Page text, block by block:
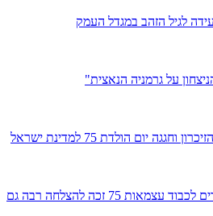
לגיל הזהב במגדל העמק
על גרמניה הנאצית"
יום הולדת 75 למדינת ישראל
הלב של טבעון – טקס גני הילדים לכבוד עצמאות 75 זכה להצלחה רבה גם